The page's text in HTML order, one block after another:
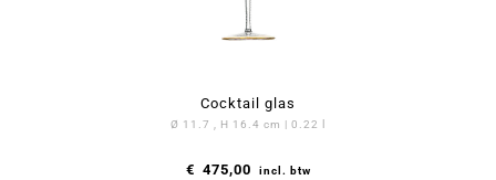
Cocktail glas
Ø 11.7 , H 16.4 cm | 0.22 l
€ 475,00 incl. btw